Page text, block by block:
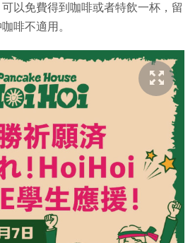
以免費得到咖啡或者特飲一杯，留
啡不適用。